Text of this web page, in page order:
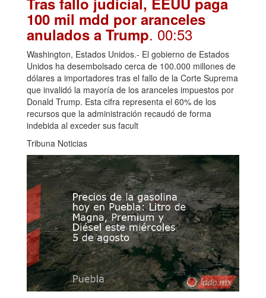
100 mil mdd por aranceles
anulados a Trump. 00:53
Washington, Estados Unidos.- El gobierno de Estados
Unidos ha desembolsado cerca de 100.000 millones de
dólares a importadores tras el fallo de la Corte Suprema
que invalidó la mayoría de los aranceles impuestos por
Donald Trump. Esta cifra representa el 60% de los
recursos que la administración recaudó de forma
indebida al exceder sus facult
Tribuna Noticias